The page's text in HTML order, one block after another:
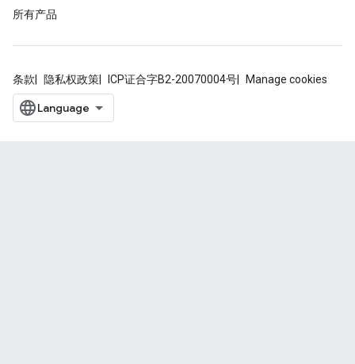
所有产品
条款 隐私权政策 ICP证合字B2-20070004号 Manage cookies